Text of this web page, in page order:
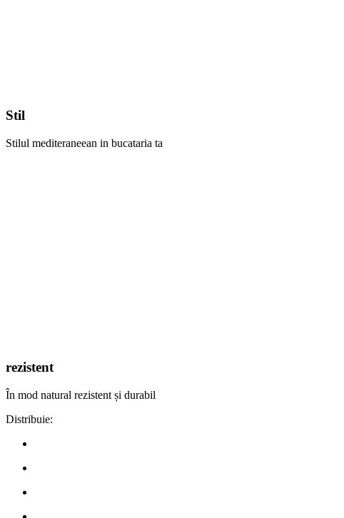
Stil
Stilul mediteraneean in bucataria ta
rezistent
În mod natural rezistent și durabil
Distribuie: